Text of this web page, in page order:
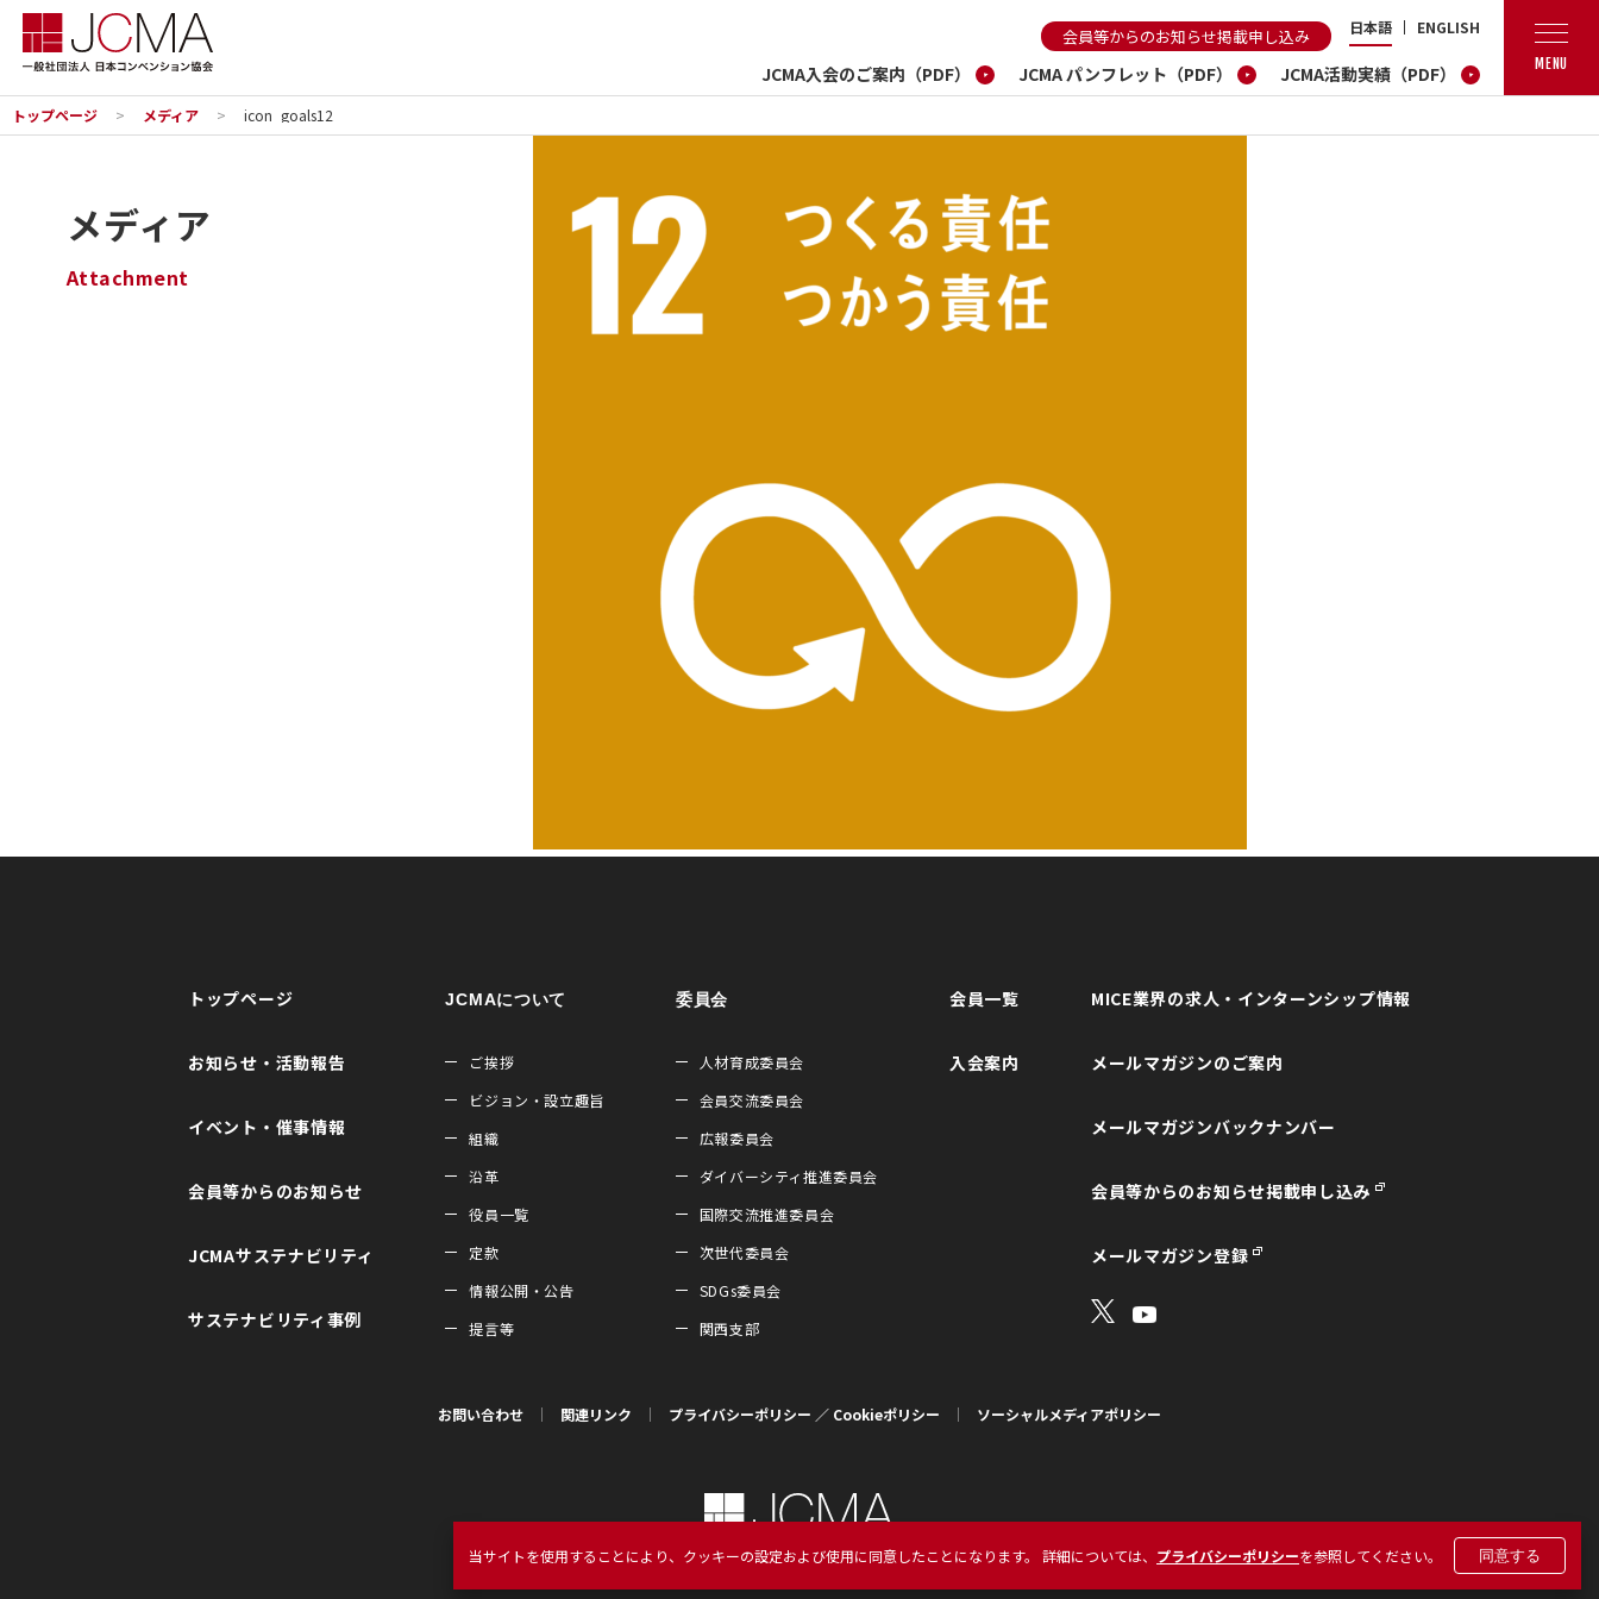
当サイトを使用することにより、クッキーの設定および使用に同意したことになります。 詳細については、 プライバシーポリシーを参照してください。 同意する
会員等からのお知らせ掲載申し込み 日本語 ENGLISH
JCMA入会のご案内（PDF） JCMA パンフレット（PDF） JCMA活動実績（PDF） MENU
トップページ メディア icon_goals12
メディア
Attachment
トップページ
お知らせ・活動報告
イベント・催事情報
会員等からのお知らせ
JCMAサステナビリティ
サステナビリティ事例
JCMAについて
ご挨拶
ビジョン・設立趣旨
組織
沿革
役員一覧
定款
情報公開・公告
提言等
委員会
人材育成委員会
会員交流委員会
広報委員会
ダイバーシティ推進委員会
国際交流推進委員会
次世代委員会
SDGs委員会
関西支部
会員一覧
入会案内
MICE業界の求人・インターンシップ情報
メールマガジンのご案内
メールマガジンバックナンバー
会員等からのお知らせ掲載申し込み
メールマガジン登録
お問い合わせ 関連リンク プライバシーポリシー ／ Cookieポリシー ソーシャルメディアポリシー